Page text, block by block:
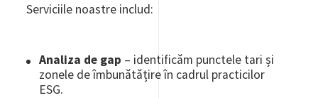
Serviciile noastre includ:
Analiza de gap – identificăm punctele tari și
zonele de îmbunătățire în cadrul practicilor
ESG.